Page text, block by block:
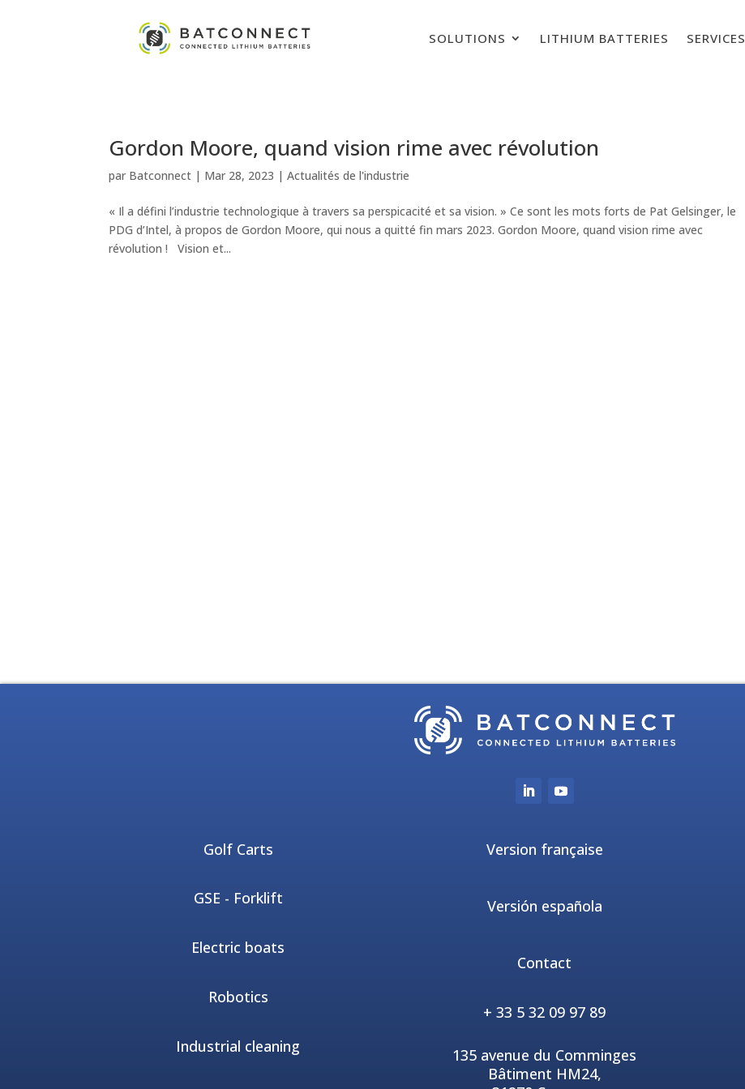
SOLUTIONS LITHIUM BATTERIES SERVICES
Gordon Moore, quand vision rime avec révolution
par Batconnect | Mar 28, 2023 |Actualités de l'industrie
« Il a défini l’industrie technologique à travers sa perspicacité et sa vision. » Ce sont les mots forts de Pat Gelsinger, le
PDG d’Intel, à propos de Gordon Moore, qui nous a quitté fin mars 2023. Gordon Moore, quand vision rime avec
révolution ! Vision et...
Golf Carts
GSE - Forklift
Electric boats
Robotics
Industrial cleaning
Version française
Versión española
Contact
+ 33 5 32 09 97 89
135 avenue du Comminges
Bâtiment HM24,